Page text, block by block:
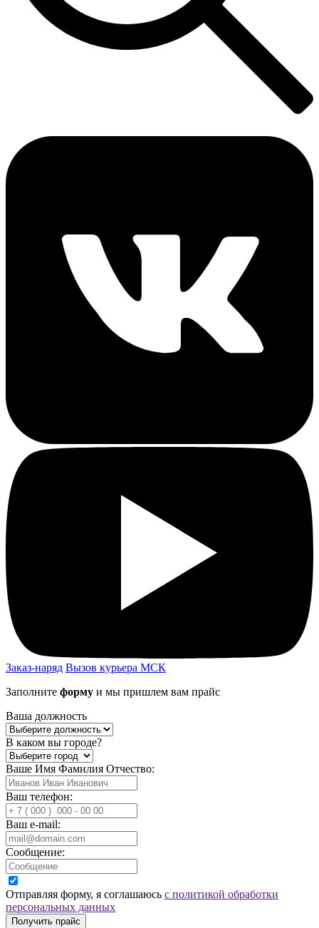
Заказ-наряд Вызов курьера МСК
Заполните форму и мы пришлем вам прайс
Ваша должность
В каком вы городе?
Ваше Имя Фамилия Отчество:
Ваш телефон:
Ваш e-mail:
Сообщение:
Отправляя форму, я соглашаюсь с политикой обработки
персональных данных
Получить прайс